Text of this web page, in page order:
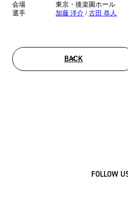
会場
東京・後楽園ホール
選手
加藤 洋介 / 古田 恭人
BACK
FOLLOW